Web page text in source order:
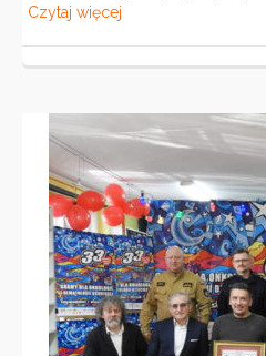
Czytaj więcej